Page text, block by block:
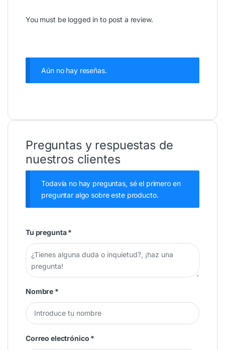
You must be logged in to post a review.
Aún no hay reseñas.
Preguntas y respuestas de
nuestros clientes
Todavía no hay preguntas, sé el primero en
preguntar algo sobre este producto.
Tu pregunta*
Nombre *
Correo electrónico *